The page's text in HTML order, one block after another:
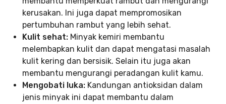
kerusakan. Ini juga dapat mempromosikan
pertumbuhan rambut yang lebih sehat.
Kulit sehat: Minyak kemiri membantu
melembapkan kulit dan dapat mengatasi masalah
kulit kering dan bersisik. Selain itu juga akan
membantu mengurangi peradangan kulit kamu.
Mengobati luka: Kandungan antioksidan dalam
jenis minyak ini dapat membantu dalam